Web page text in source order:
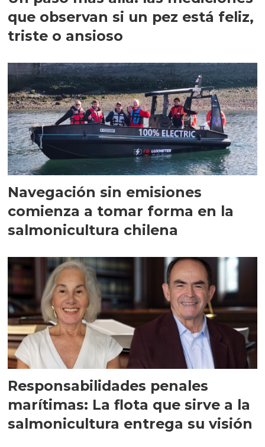
que observan si un pez está feliz,
triste o ansioso
Navegación sin emisiones
comienza a tomar forma en la
salmonicultura chilena
Responsabilidades penales
marítimas: La flota que sirve a la
salmonicultura entrega su visión